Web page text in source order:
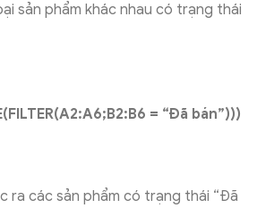
sản phẩm khác nhau có trạng thái
= “Đã bán”)))
ra các sản phẩm có trạng thái “Đã